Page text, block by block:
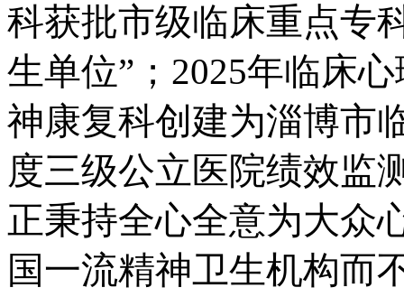
科获批市级临床重点专
生单位”； 2025年临床
神康复科创建为淄博市
度三级公立医院绩效监
正秉持全心全意为大众
国一流精神卫生机构而